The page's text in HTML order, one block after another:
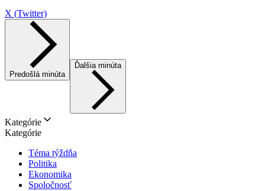
X (Twitter)
Predošlá minúta
Ďalšia minúta
Kategórie
Kategórie
Téma týždňa
Politika
Ekonomika
Spoločnosť